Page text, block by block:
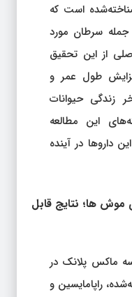
است که
جمله سرطان مورد
از این تحقیق
طول عمر و
زندگی حیوانات
این مطالعه
داروها در آینده
موش‌ ها؛ نتایج قابل
ماکس پلانک در
راپامایسین و